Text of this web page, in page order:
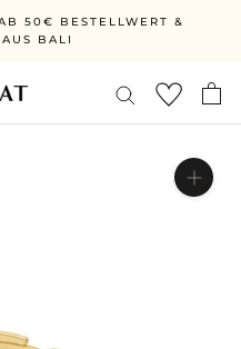
50€ BESTELLWERT &
BALI